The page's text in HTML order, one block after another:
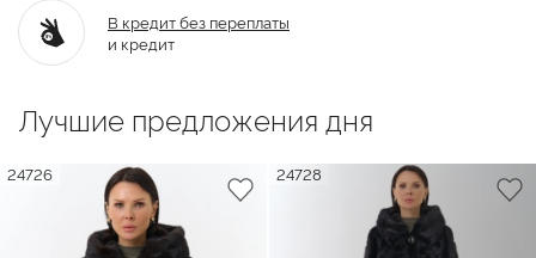
В кредит без переплаты
и кредит
Лучшие предложения дня
24726 24728